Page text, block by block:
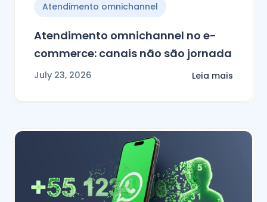
Atendimento omnichannel
Atendimento omnichannel no e-
commerce: canais não são jornada
July 23, 2026 Leia mais